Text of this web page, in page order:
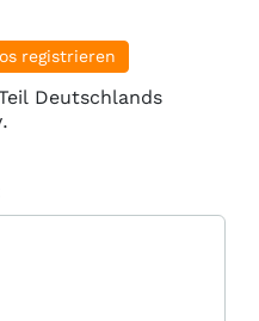
registrieren
Deutschlands